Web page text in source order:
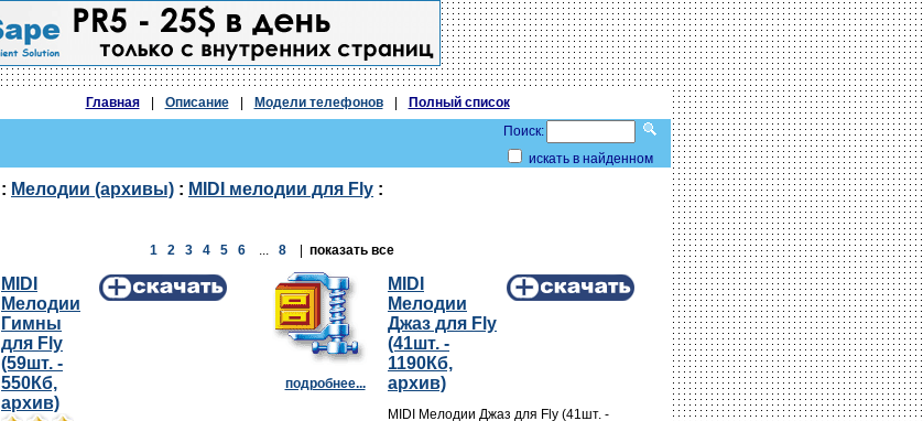
Главная Описание Модели телефонов
Полный список
Поиск:
искать в найденном
: Мелодии (архивы) : MIDI мелодии для Fly :
1 2 3 4 5 6 ... 8 показать все
MIDI
Мелодии
Гимны
для Fly
(59шт. -
550Кб,
архив)
подробнее...
MIDI
Мелодии
Джаз для Fly
(41шт. -
1190Кб,
архив)
MIDI Мелодии Джаз для Fly (41шт. -